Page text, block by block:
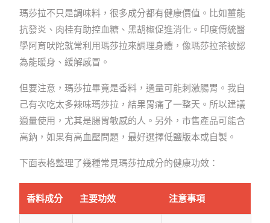
瑪莎拉不只是調味料，很多成分都有健康價值。比如薑能
抗發炎、肉桂有助控血糖、黑胡椒促進消化。印度傳統醫
學阿育吠陀就常利用瑪莎拉來調理身體，像瑪莎拉茶被認
為能暖身、緩解感冒。
但要注意，瑪莎拉畢竟是香料，過量可能刺激腸胃。我自
己有次吃太多辣味瑪莎拉，結果胃痛了一整天。所以建議
適量使用，尤其是腸胃敏感的人。另外，市售產品可能含
高鈉，如果有高血壓問題，最好選擇低鹽版本或自製。
下面表格整理了幾種常見瑪莎拉成分的健康功效：
香料成分 主要功效 注意事項